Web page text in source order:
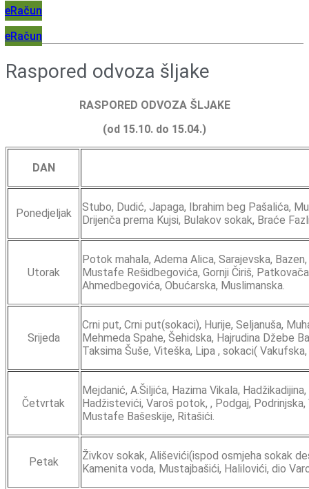
eRačun
eRačun
Raspored odvoza šljake
RASPORED ODVOZA ŠLJAKE
(od 15.10. do 15.04.)
DAN
Ponedjeljak
Stubo, Dudić, Japaga, Ibrahim beg Pašalića,
Drijenča prema Kujsi, Bulakov sokak, Braće
Utorak
Potok mahala, Adema Alica, Sarajevska,
Mustafe Rešidbegovića, Gornji Čiriš,
Ahmedbegovića, Obućarska, Muslimanska.
Srijeda
Crni put, Crni put(sokaci), Hurije, Seljanuša,
Mehmeda Spahe, Šehidska, Hajrudina Džebe
Taksima Šuše, Viteška, Lipa , sokaci(
Četvrtak
Mejdanić, A.Šiljića, Hazima Vikala,
Hadžistevići, Varoš potok, , Podgaj,
Mustafe Bašeskije, Ritašići.
Petak
Živkov sokak, Ališevići(ispod osmjeha sokak
Kamenita voda, Mustajbašići, Halilovići, dio